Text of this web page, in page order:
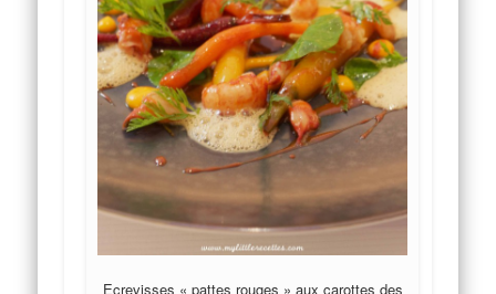
Ecrevisses « pattes rouges » aux carottes des